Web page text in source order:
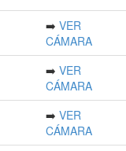
➡️ VER
CÁMARA
➡️ VER
CÁMARA
➡️ VER
CÁMARA